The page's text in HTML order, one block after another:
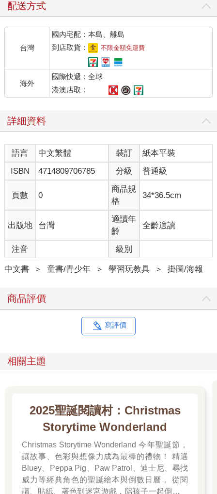
配送方式
台灣
國內宅配：本島、離島
到店取貨：
不限金額免運費
海外
國際快遞：全球
港澳店取：
詳細資料
語言 中文繁體 裝訂
紙本平裝
ISBN
4714809706785 分級 普通級
頁數 0
商品規
格
34*36.5cm
出版地 台灣
適讀年
齡
全齡適讀
注音 級別
中文書 ＞ 童書/青少年 ＞ 學習玩教具 ＞ 掛圖/海報
商品評價
寫評價
相關主題
2025聖誕閱讀村：Christmas
Storytime Wonderland
Christmas Storytime Wonderland 今年聖誕節，
讓故事、色彩與想像力成為最棒的禮物！ 精選
Bluey、Peppa Pig、Paw Patrol、迪士尼、尋找
威力等經典角色的聖誕繪本與倒數日曆， 從閱
讀、貼紙、著色到迷宮遊戲，陪孩子一起倒數歡